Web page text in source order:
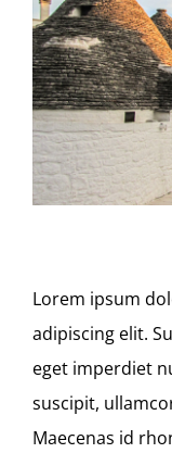
Lorem ipsum
adipiscing elit.
eget imperdiet
suscipit,
Maecenas id